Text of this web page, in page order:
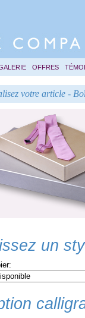
OFFRES
votre article -
un